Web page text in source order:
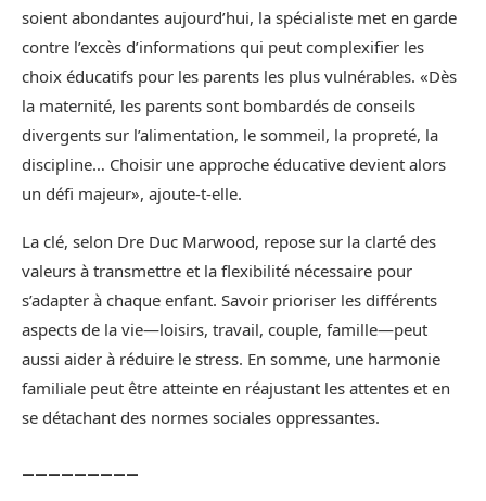
soient abondantes aujourd’hui, la spécialiste met en garde
contre l’excès d’informations qui peut complexifier les
choix éducatifs pour les parents les plus vulnérables. «Dès
la maternité, les parents sont bombardés de conseils
divergents sur l’alimentation, le sommeil, la propreté, la
discipline… Choisir une approche éducative devient alors
un défi majeur», ajoute-t-elle.
La clé, selon Dre Duc Marwood, repose sur la clarté des
valeurs à transmettre et la flexibilité nécessaire pour
s’adapter à chaque enfant. Savoir prioriser les différents
aspects de la vie—loisirs, travail, couple, famille—peut
aussi aider à réduire le stress. En somme, une harmonie
familiale peut être atteinte en réajustant les attentes et en
se détachant des normes sociales oppressantes.